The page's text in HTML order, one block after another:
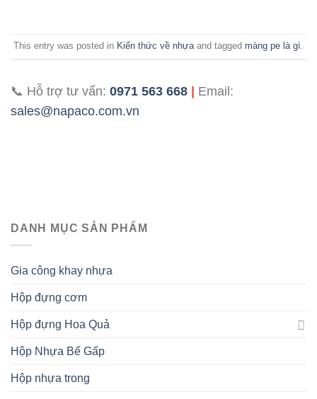
This entry was posted in Kiến thức về nhựa and tagged màng pe là gì
📞 Hỗ trợ tư vấn: 0971 563 668 | Email:
sales@napaco.com.vn
DANH MỤC SẢN PHẨM
Gia công khay nhựa
Hộp đựng cơm
Hộp đựng Hoa Quả
Hộp Nhựa Bế Gấp
Hộp nhựa trong